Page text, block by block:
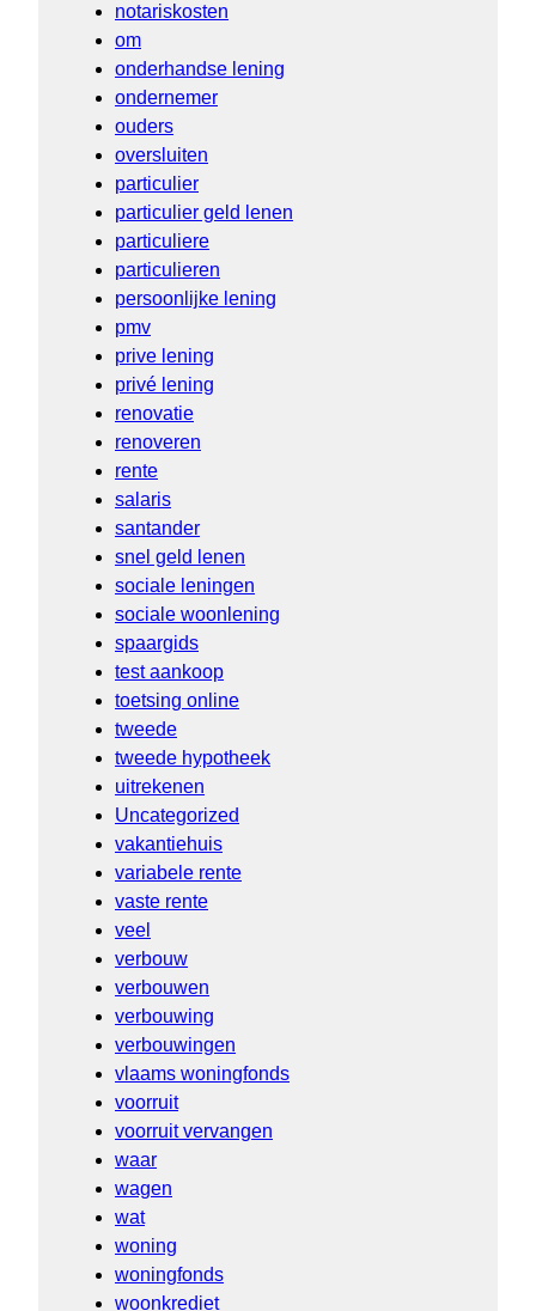
notariskosten
om
onderhandse lening
ondernemer
ouders
oversluiten
particulier
particulier geld lenen
particuliere
particulieren
persoonlijke lening
pmv
prive lening
privé lening
renovatie
renoveren
rente
salaris
santander
snel geld lenen
sociale leningen
sociale woonlening
spaargids
test aankoop
toetsing online
tweede
tweede hypotheek
uitrekenen
Uncategorized
vakantiehuis
variabele rente
vaste rente
veel
verbouw
verbouwen
verbouwing
verbouwingen
vlaams woningfonds
voorruit
voorruit vervangen
waar
wagen
wat
woning
woningfonds
woonkrediet